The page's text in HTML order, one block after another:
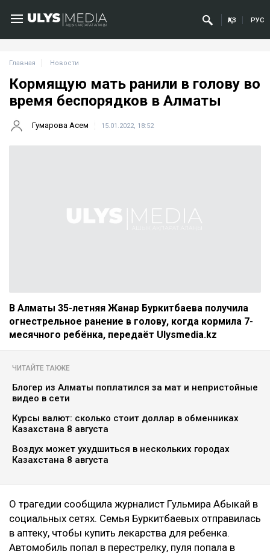
ҚАЗ РУС
Главная Новости
Кормящую мать ранили в голову во
время беспорядков в Алматы
Гумарова Асем 15.01.2022, 18:52
В Алматы 35-летняя Жанар Буркитбаева получила
огнестрельное ранение в голову, когда кормила 7-
месячного ребёнка, передаёт Ulysmedia.kz
ЧИТАЙТЕ ТАКЖЕ
Блогер из Алматы поплатился за мат и непристойные
видео в сети
Курсы валют: сколько стоит доллар в обменниках
Казахстана 8 августа
Воздух может ухудшиться в нескольких городах
Казахстана 8 августа
О трагедии сообщила журналист Гульмира Абыкай в
социальных сетях. Семья Буркитбаевых отправилась
в аптеку, чтобы купить лекарства для ребенка.
Автомобиль попал в перестрелку, пуля попала в